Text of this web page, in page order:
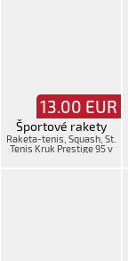
13.00 EUR
Športové rakety
Raketa-tenis, Squash, St.
Tenis Kruk Prestige 95 v